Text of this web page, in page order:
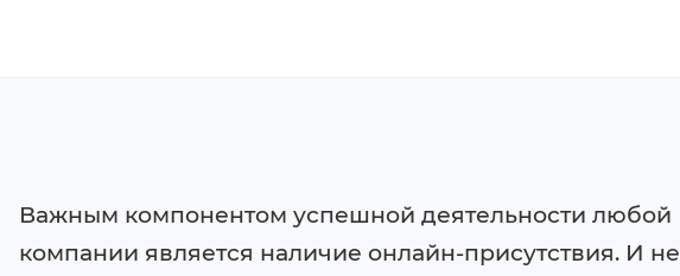
Важным компонентом успешной деятельности любой
компании является наличие онлайн-присутствия. И не